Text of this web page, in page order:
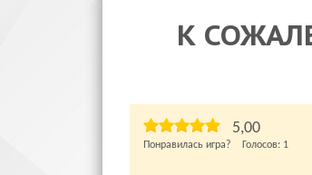
К
5,00
Понравилась игра? Голосов: 1